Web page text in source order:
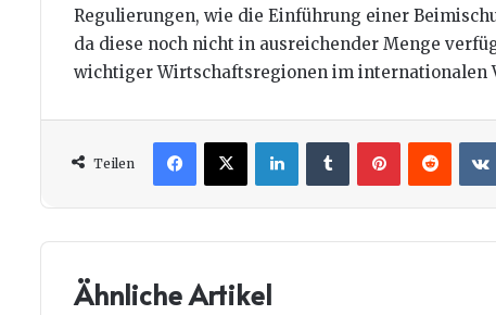
Regulierungen, wie die Einführung einer
da diese noch nicht in ausreichender Menge
wichtiger Wirtschaftsregionen im internationalen
Teilen
Facebook
X LinkedInTumblrPinterest
Ähnliche Artikel